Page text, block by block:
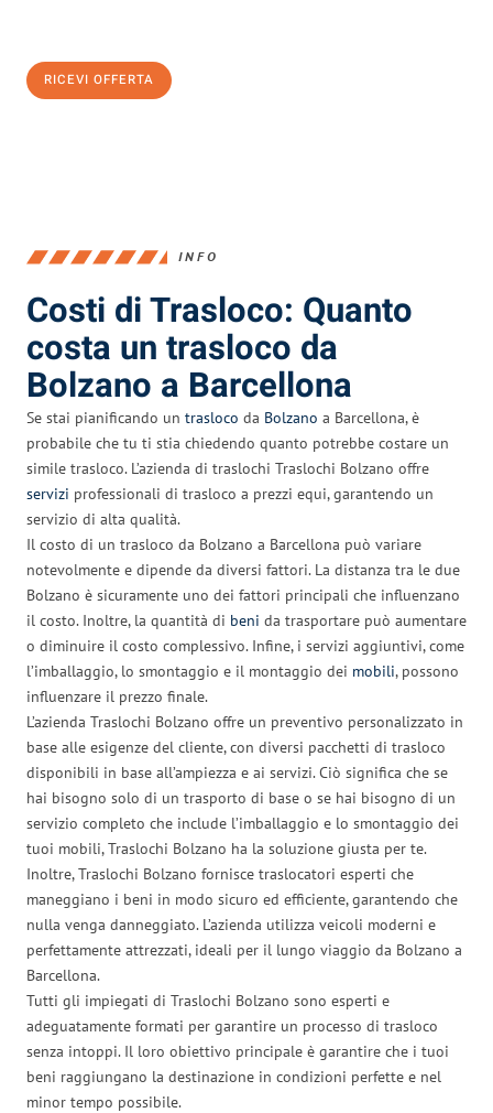
RICEVI OFFERTA
INFO
Costi di Trasloco: Quanto
costa un trasloco da
Bolzano a Barcellona
Se stai pianificando un trasloco da Bolzano a Barcellona, è
probabile che tu ti stia chiedendo quanto potrebbe costare un
simile trasloco. L’azienda di traslochi Traslochi Bolzano offre
servizi professionali di trasloco a prezzi equi, garantendo un
servizio di alta qualità.
Il costo di un trasloco da Bolzano a Barcellona può variare
notevolmente e dipende da diversi fattori. La distanza tra le due
Bolzano è sicuramente uno dei fattori principali che influenzano
il costo. Inoltre, la quantità di beni da trasportare può aumentare
o diminuire il costo complessivo. Infine, i servizi aggiuntivi, come
l’imballaggio, lo smontaggio e il montaggio dei mobili, possono
influenzare il prezzo finale.
L’azienda Traslochi Bolzano offre un preventivo personalizzato in
base alle esigenze del cliente, con diversi pacchetti di trasloco
disponibili in base all’ampiezza e ai servizi. Ciò significa che se
hai bisogno solo di un trasporto di base o se hai bisogno di un
servizio completo che include l’imballaggio e lo smontaggio dei
tuoi mobili, Traslochi Bolzano ha la soluzione giusta per te.
Inoltre, Traslochi Bolzano fornisce traslocatori esperti che
maneggiano i beni in modo sicuro ed efficiente, garantendo che
nulla venga danneggiato. L’azienda utilizza veicoli moderni e
perfettamente attrezzati, ideali per il lungo viaggio da Bolzano a
Barcellona.
Tutti gli impiegati di Traslochi Bolzano sono esperti e
adeguatamente formati per garantire un processo di trasloco
senza intoppi. Il loro obiettivo principale è garantire che i tuoi
beni raggiungano la destinazione in condizioni perfette e nel
minor tempo possibile.